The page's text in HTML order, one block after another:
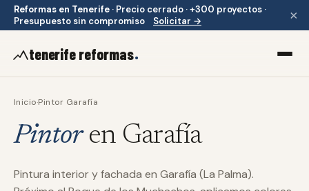
Reformas en Tenerife · Precio cerrado · +300 proyectos ·
Presupuesto sin compromiso
Solicitar → ×
tenerife reformas.
Inicio·Pintor Garafía
Pintoren Garafía
Pintura interior y fachada en Garafía (La Palma).